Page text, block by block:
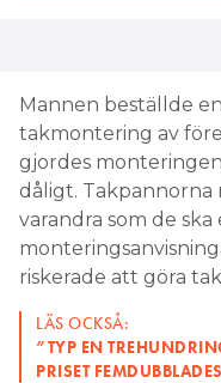
Mannen beställde
takmontering av
gjordes
dåligt.
varandra som de ska
riskerade att göra
LÄS OCKSÅ:
”TYP EN
PRISET FEMDUBBLADES